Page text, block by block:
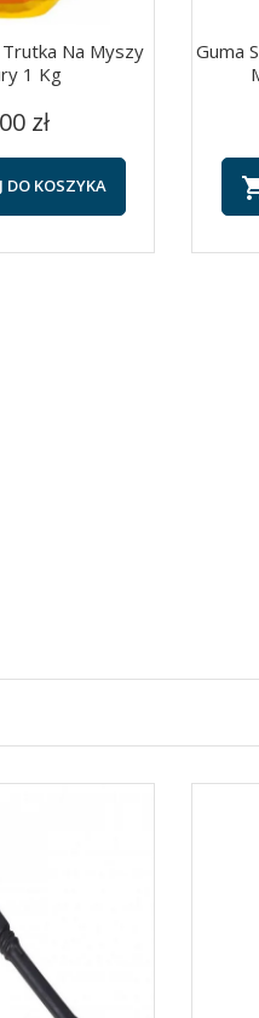
podgląd
Na Myszy
1 Kg
zł
DO KOSZYKA
Guma